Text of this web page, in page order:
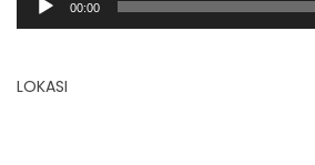
00:00
LOKASI